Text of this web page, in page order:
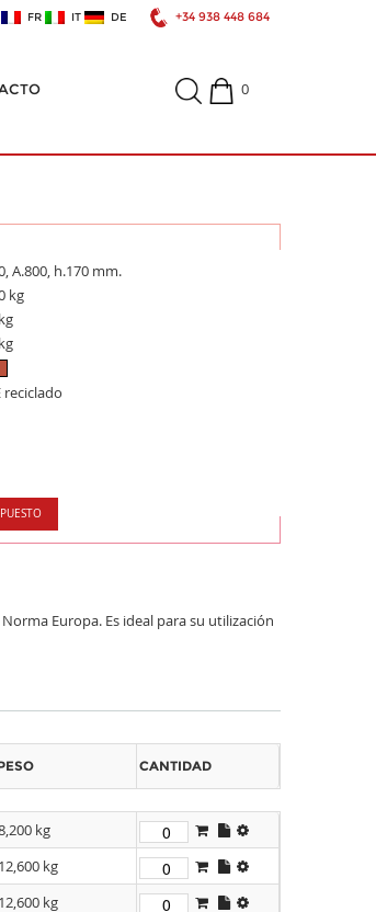
FR IT DE +34 938 448 684
0
A.800, h.170 mm.
kg
reciclado
Europa. Es ideal para su utilización
CANTIDAD
kg
12,600 kg
12,600 kg